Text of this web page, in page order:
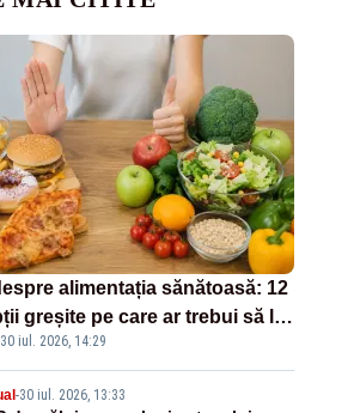
alimentația sănătoasă: 12
greșite pe care ar trebui să le
30 iul. 2026, 14:29
-30 iul. 2026, 13:33